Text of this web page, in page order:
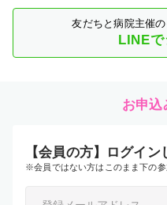
友だちと病院主催
LINE
お申込
【会員の方】ログイン
※会員ではない方はこのまま下の参